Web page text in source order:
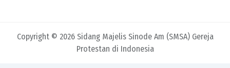
Copyright © 2026 Sidang Majelis Sinode Am (SMSA) Gereja
Protestan di Indonesia